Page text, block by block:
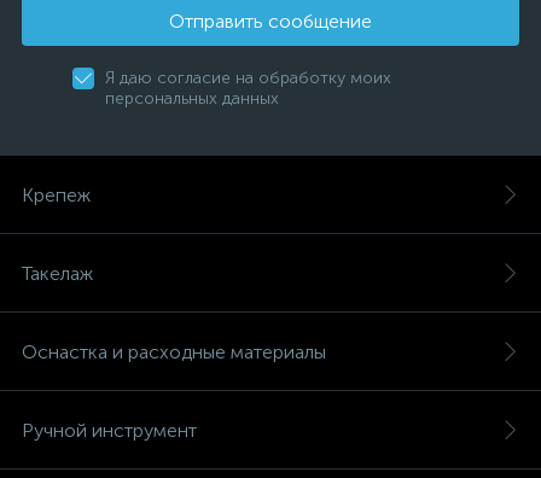
Отправить сообщение
Я даю согласие на обработку моих
персональных данных
Крепеж
Такелаж
Оснастка и расходные материалы
Ручной инструмент